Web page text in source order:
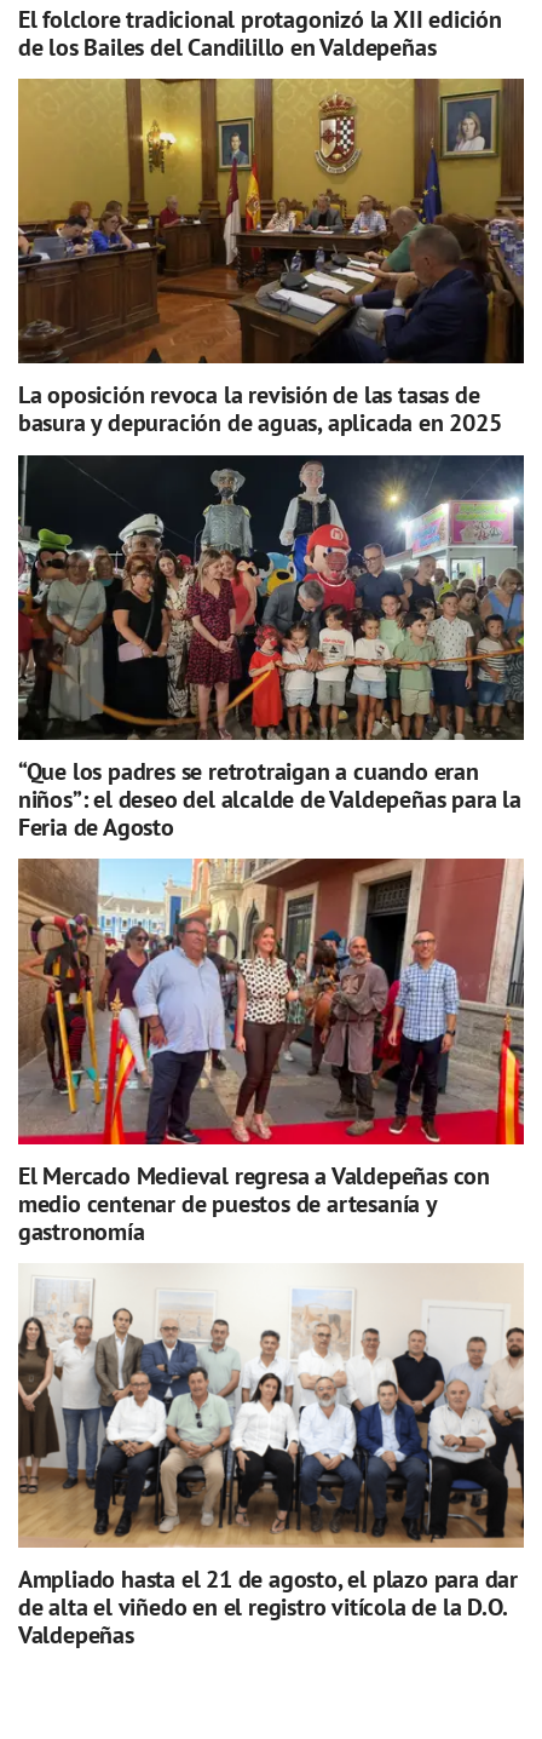
El folclore tradicional protagonizó la XII edición
de los Bailes del Candilillo en Valdepeñas
La oposición revoca la revisión de las tasas de
basura y depuración de aguas, aplicada en 2025
“Que los padres se retrotraigan a cuando eran
niños”: el deseo del alcalde de Valdepeñas para la
Feria de Agosto
El Mercado Medieval regresa a Valdepeñas con
medio centenar de puestos de artesanía y
gastronomía
Ampliado hasta el 21 de agosto, el plazo para dar
de alta el viñedo en el registro vitícola de la D.O.
Valdepeñas